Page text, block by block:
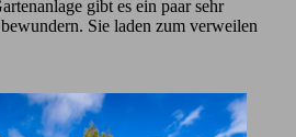
gibt es ein paar sehr
Sie laden zum verweilen